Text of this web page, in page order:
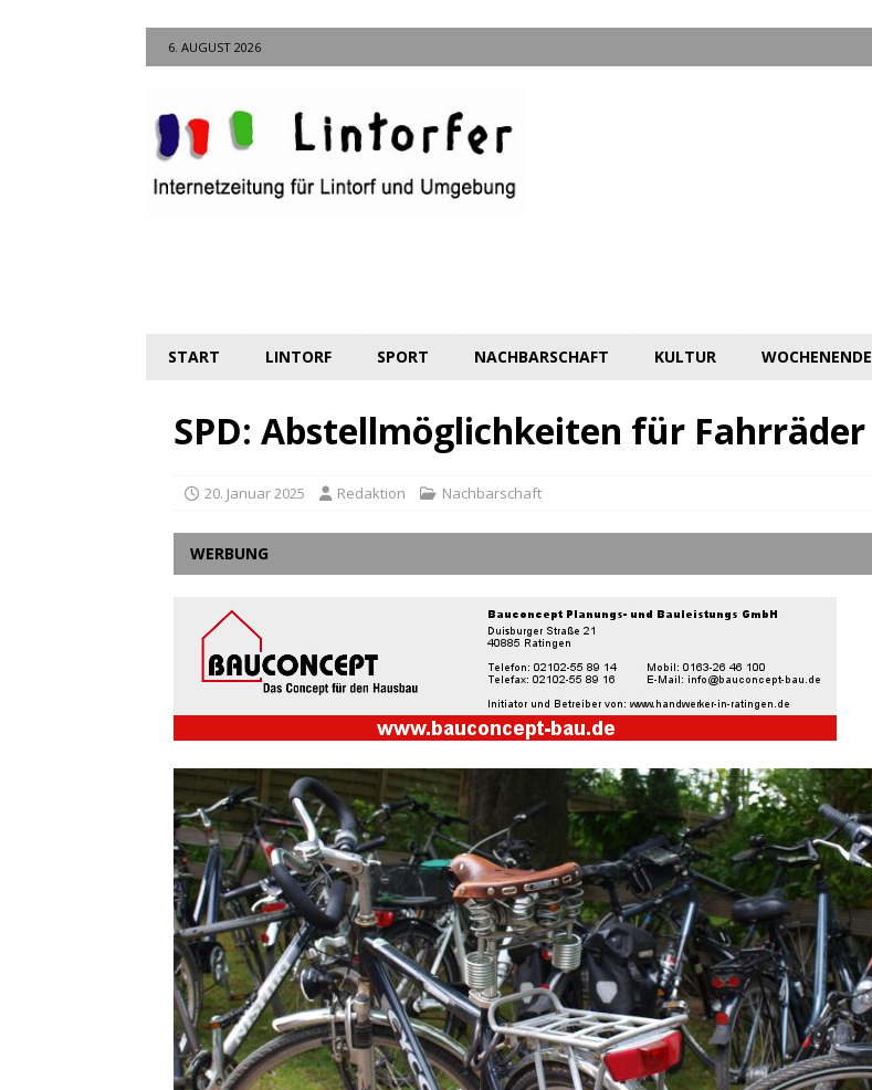
6. AUGUST 2026
START LINTORF SPORT NACHBARSCHAFT KULTUR WOCHENENDE
SPD: Abstellmöglichkeiten für Fahrräder
20. Januar 2025 Redaktion Nachbarschaft
WERBUNG